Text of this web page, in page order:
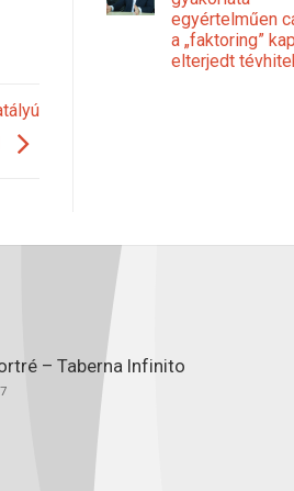
egyértelműen
a „faktoring”
elterjedt
– Taberna Infinito